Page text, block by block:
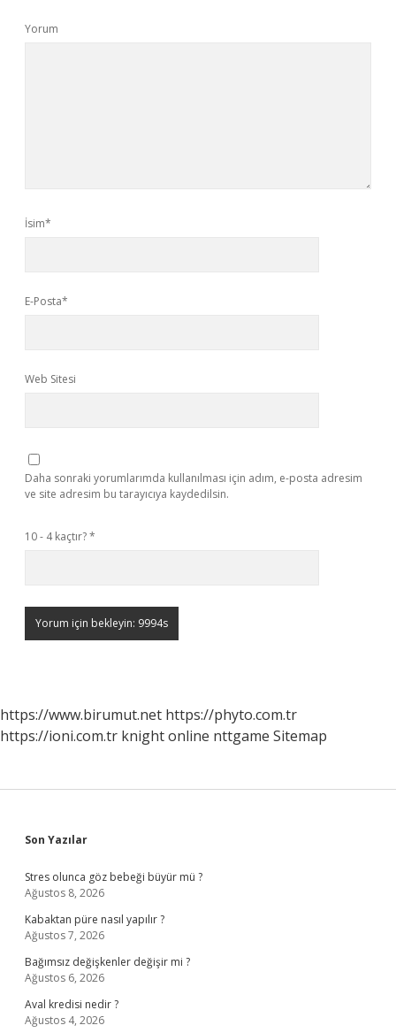
Yorum
İsim*
E-Posta*
Web Sitesi
Daha sonraki yorumlarımda kullanılması için adım, e-posta adresim
ve site adresim bu tarayıcıya kaydedilsin.
10 - 4 kaçtır?*
https://www.birumut.net https://phyto.com.tr
https://ioni.com.tr knight online nttgame Sitemap
Sidebar
Son Yazılar
Stres olunca göz bebeği büyür mü ?
Ağustos 8, 2026
Kabaktan püre nasıl yapılır ?
Ağustos 7, 2026
Bağımsız değişkenler değişir mi ?
Ağustos 6, 2026
Aval kredisi nedir ?
Ağustos 4, 2026